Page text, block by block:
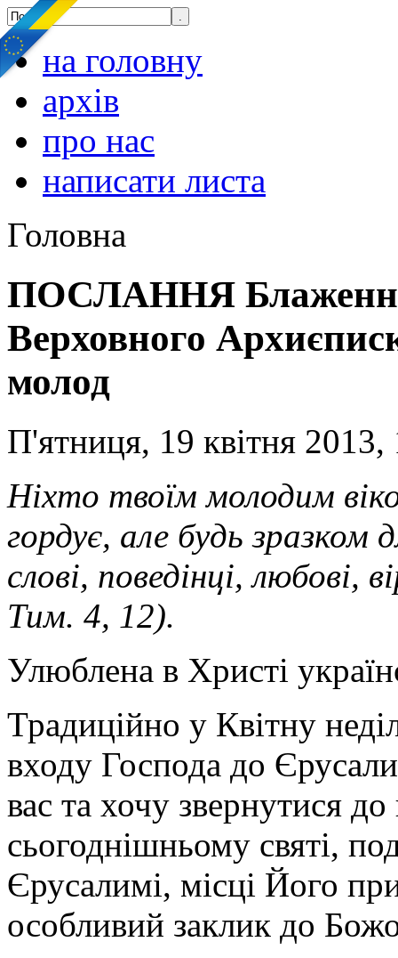
на головну
архів
про нас
написати листа
Головна
ПОСЛАННЯ
Верховного
молод
П'ятниця, 19 квітня 2013,
Ніхто твоїм молодим
гордує, але будь зразком
слові, поведінці, любові,
Тим. 4, 12).
Улюблена в Христі
Традиційно у Квітну
входу Господа до
вас та хочу звернутися
сьогоднішньому святі,
Єрусалимі, місці Його
особливий заклик до